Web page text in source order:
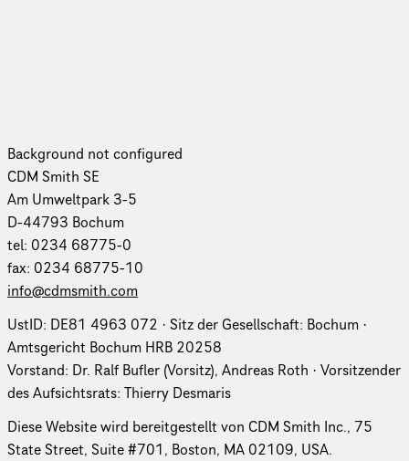
Background not configured
CDM Smith SE
Am Umweltpark 3-5
D-44793 Bochum
tel: 0234 68775-0
fax: 0234 68775-10
info@cdmsmith.com
UstID: DE81 4963 072 · Sitz der Gesell­schaft: Bochum ·
Amtsgericht Bochum HRB 20258
Vorstand: Dr. Ralf Bufler (Vorsitz), Andreas Roth · Vorsitzender
des Aufsichtsrats: Thierry Desmaris
Diese Website wird bereit­ge­stellt von CDM Smith Inc., 75
State Street, Suite #701, Boston, MA 02109, USA.